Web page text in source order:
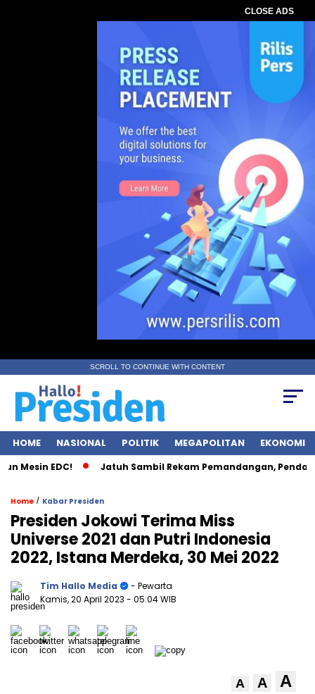
CLOSE ADS
SCROLL TO CONTINUE WITH CONTENT
HOME NASIONAL POLITIK MEGAPOLITAN EKONOMI
EDC! Jatuh Sambil Rekam Pemandangan, Pendaki
Home / Kabar Presiden
Presiden Jokowi Terima Miss
Universe 2021 dan Putri Indonesia
2022, Istana Merdeka, 30 Mei 2022
Tim Hallo Media
- Pewarta
Kamis, 20 April 2023 - 05:04 WIB
A A A